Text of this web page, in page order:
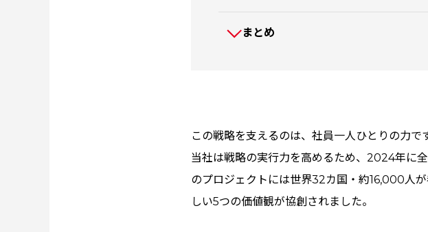
まとめ
この戦略を支えるのは、社員一人ひとりの力です
当社は戦略の実行力を高めるため、2024年に
のプロジェクトには世界32カ国・約16,000人
しい5つの価値観が協創されました。